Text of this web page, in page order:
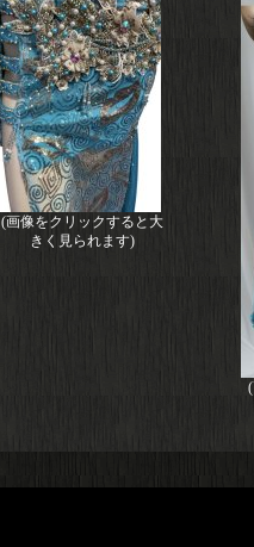
(画像をクリックすると大
きく見られます)